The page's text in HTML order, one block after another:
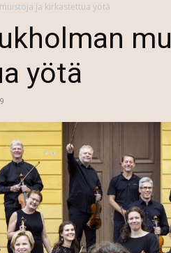
ja kirkastettua yötä
yötä